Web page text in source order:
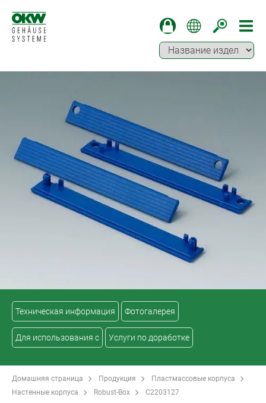
Техническая информация Фотогалерея
Для использования с Услуги по доработке
Домашняя страница Продукция
Пластмассовые корпуса
Настенные корпуса
Robust-Box C2203127